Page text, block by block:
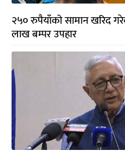
२५० रुपैयाँको सामान खरिद
लाख बम्पर उपहार